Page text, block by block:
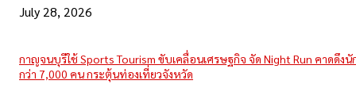
July 28, 2026
กาญจนบุรีใช้ Sports Tourism ขับเคลื่อนเศรษฐกิจ จัด Night Run คาดดึงนั
กว่า 7,000 คน กระตุ้นท่องเที่ยวจังหวัด